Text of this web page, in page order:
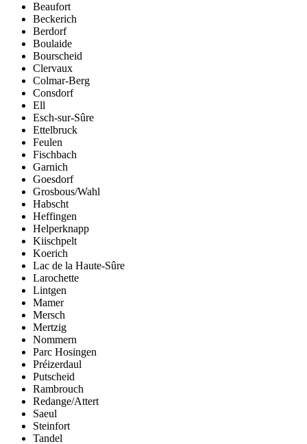
Beaufort
Beckerich
Berdorf
Boulaide
Bourscheid
Clervaux
Colmar-Berg
Consdorf
Ell
Esch-sur-Sûre
Ettelbruck
Feulen
Fischbach
Garnich
Goesdorf
Grosbous/Wahl
Habscht
Heffingen
Helperknapp
Kiischpelt
Koerich
Lac de la Haute-Sûre
Larochette
Lintgen
Mamer
Mersch
Mertzig
Nommern
Parc Hosingen
Préizerdaul
Putscheid
Rambrouch
Redange/Attert
Saeul
Steinfort
Tandel